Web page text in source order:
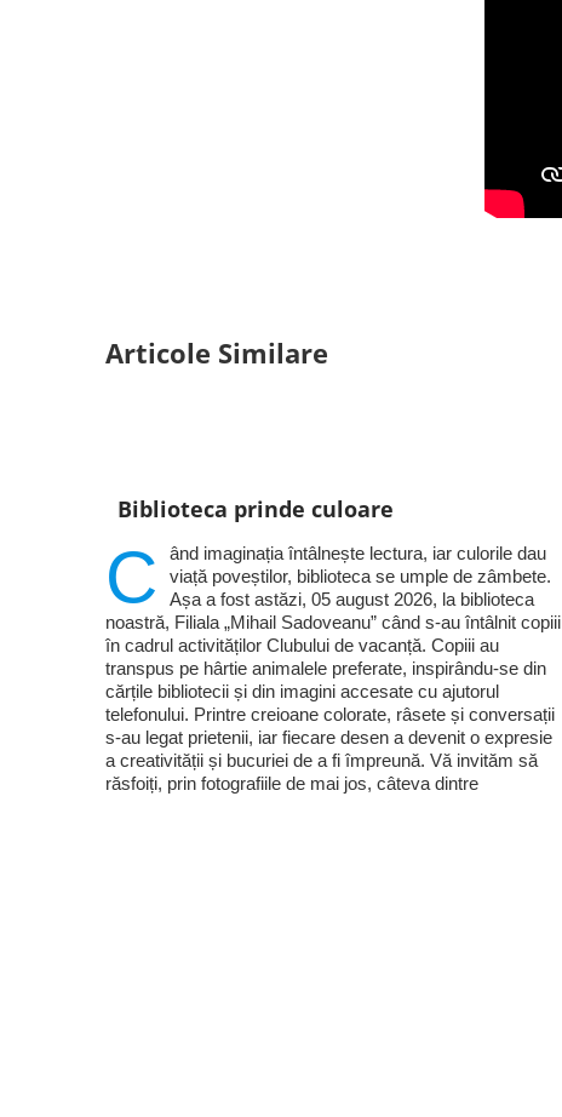
Articole Similare
Biblioteca prinde culoare
C
ând imaginația întâlnește lectura, iar culorile dau
viață poveștilor, biblioteca se umple de zâmbete.
Așa a fost astăzi, 05 august 2026, la biblioteca
noastră, Filiala „Mihail Sadoveanu” când s-au întâlnit copiii
în cadrul activităților Clubului de vacanță. Copiii au
transpus pe hârtie animalele preferate, inspirându-se din
cărțile bibliotecii și din imagini accesate cu ajutorul
telefonului. Printre creioane colorate, râsete și conversații
s-au legat prietenii, iar fiecare desen a devenit o expresie
a creativității și bucuriei de a fi împreună. Vă invităm să
răsfoiți, prin fotografiile de mai jos, câteva dintre